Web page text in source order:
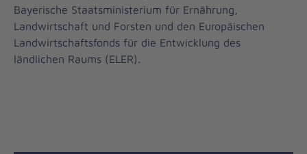
Bayerische Staatsministerium für Ernährung,
Landwirtschaft und Forsten und den Europäischen
Landwirtschaftsfonds für die Entwicklung des
ländlichen Raums (ELER).